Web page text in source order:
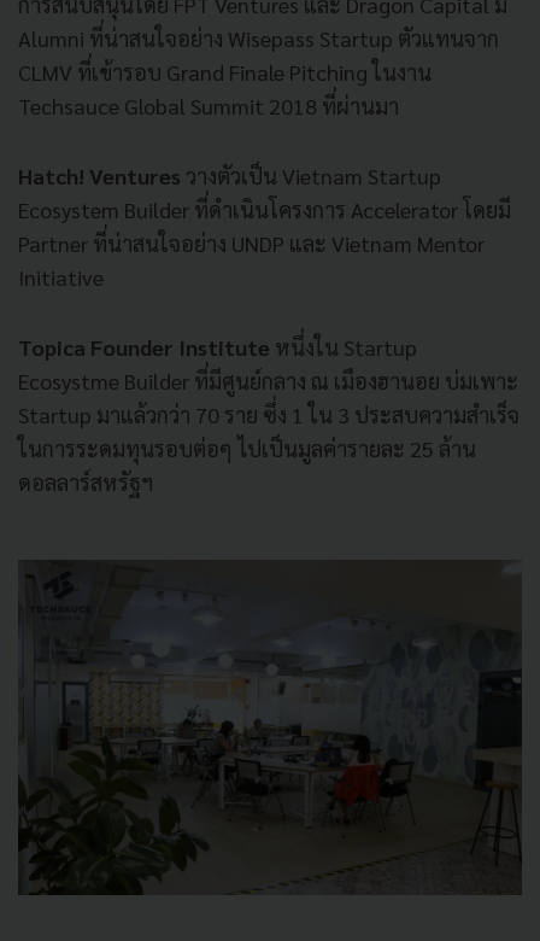
Alumni ที่น่าสนใจอย่าง Wisepass Startup ตัวแทนจาก
CLMV ที่เข้ารอบ Grand Finale Pitchingในงาน
Techsauce Global Summit 2018 ที่ผ่านมา
Hatch! Ventures วางตัวเป็น Vietnam Startup
Ecosystem Builder ที่ดำเนินโครงการ Accelerator โดยมี
Partner ที่น่าสนใจอย่าง UNDP และ Vietnam Mentor
Initiative
Topica Founder Institute หนึ่งใน Startup
Ecosystme Builder ที่มีศูนย์กลาง ณ เมืองฮานอย บ่มเพาะ
Startup มาแล้วกว่า 70 ราย ซึ่ง 1 ใน 3 ประสบความสำเร็จ
ในการระดมทุนรอบต่อๆ ไปเป็นมูลค่ารายละ 25 ล้าน
ดอลลาร์สหรัฐฯ